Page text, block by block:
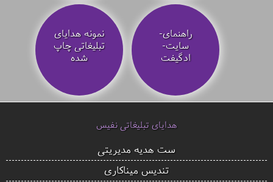
راهنمای-
سایت-
ادگیفت
نمونه هدایای
تبلیغاتی چاپ
شده
هدایای تبلیغاتی نفیس
ست هدیه مدیریتی
تندیس میناکاری